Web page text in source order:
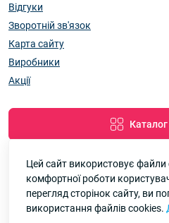
Відгуки
Зворотній зв'язок
Карта сайту
Виробники
Акції
7км Одеса — Одяг і
Рейтинг
Цей сайт використовує файли
комфортної роботи
перегляд сторінок сайту, ви
використання файлів cookies.